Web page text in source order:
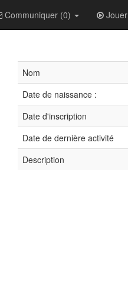
Communiquer (0) Jouer
Nom
Date de naissance :
Date d'inscription
Date de dernière activité
Description